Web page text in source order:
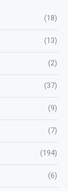
(18)
(13)
(2)
(37)
(9)
(7)
(194)
(6)